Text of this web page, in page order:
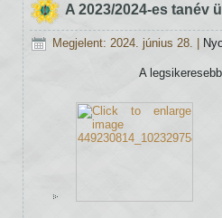
A 2023/2024-es tanév
Megjelent: 2024. június 28.
A